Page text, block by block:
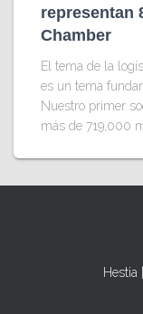
representan
Chamber
El tema de la
es un tema
Nuestro primer
más de 719,000
Hestia